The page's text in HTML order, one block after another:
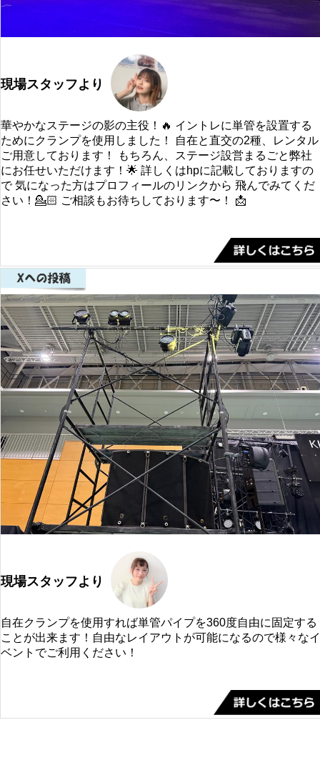
現場スタッフより
華やかなステージの影の主役！🔥 イントレに単管を設置する
ためにクランプを使用しました！ 自在と直交の2種、レンタル
ご用意しております！ もちろん、ステージ設営まるごと弊社
にお任せいただけます！🌟 詳しくはhpに記載しておりますの
で 気になった方はプロフィールのリンクから 飛んでみてくだ
さい！💁🏻 ご相談もお待ちしております〜！ 📩
現場スタッフより
自在クランプを使用すれば単管パイプを360度自由に固定する
ことが出来ます！自由なレイアウトが可能になるので様々なイ
ベントでご利用ください！